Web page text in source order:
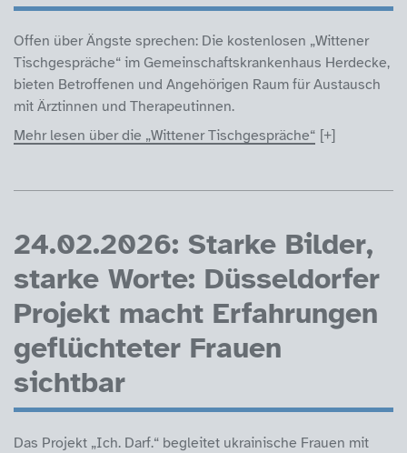
Offen über Ängste sprechen: Die kostenlosen „Wittener
Tischgespräche“ im Gemeinschaftskrankenhaus Herdecke,
bieten Betroffenen und Angehörigen Raum für Austausch
mit Ärztinnen und Therapeutinnen.
Mehr lesen über die „Wittener Tischgespräche“
24.02.2026: Starke Bilder,
starke Worte: Düsseldorfer
Projekt macht Erfahrungen
geflüchteter Frauen
sichtbar
Das Projekt „Ich. Darf.“ begleitet ukrainische Frauen mit